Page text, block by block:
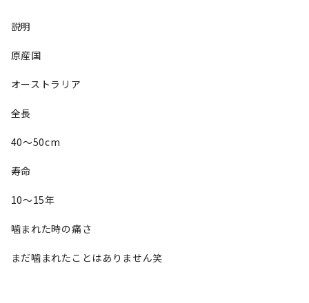
説明
原産国
オーストラリア
全長
40〜50cm
寿命
10〜15年
噛まれた時の痛さ
まだ噛まれたことはありません笑